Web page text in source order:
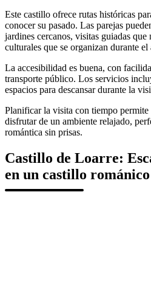
Este castillo ofrece rutas históricas
conocer su pasado. Las parejas
jardines cercanos, visitas guiadas que
culturales que se organizan durante el
La accesibilidad es buena, con
transporte público. Los servicios
espacios para descansar durante la
Planificar la visita con tiempo
disfrutar de un ambiente relajado,
romántica sin prisas.
Castillo de Loarre:
en un castillo